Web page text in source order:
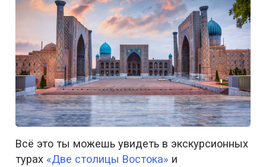
Всё это ты можешь увидеть в экскурсионных
турах «Две столицы Востока» и